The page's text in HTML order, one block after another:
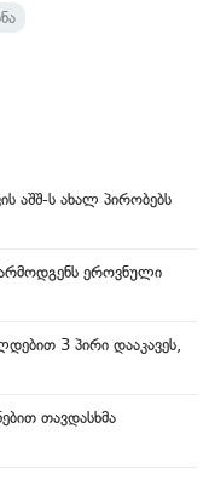
აშშ-ს ახალ პირობებს
ეროვნული
3 პირი დააკავეს,
თავდასხმა